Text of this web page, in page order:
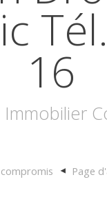
16
Page